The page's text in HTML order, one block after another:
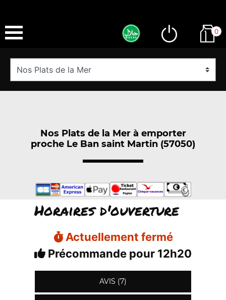
0
Nos Plats de la Mer à emporter
proche Le Ban saint Martin (57050)
Horaires d'ouverture
Actuellement fermé
Précommande pour 12h20
AVIS (7)